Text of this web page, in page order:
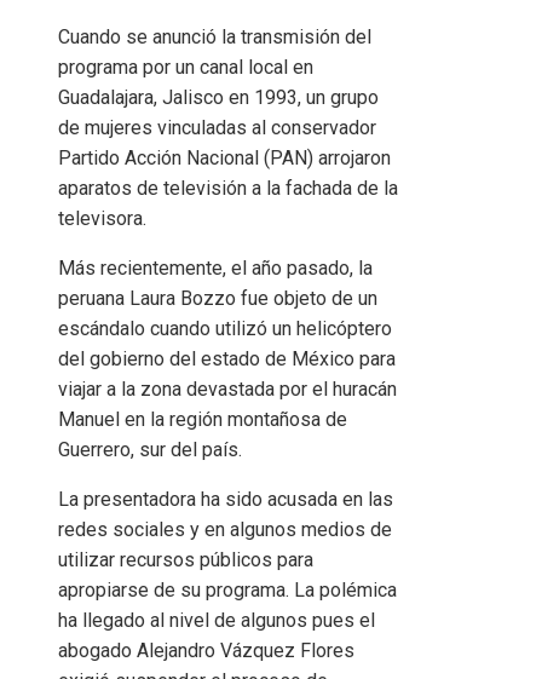
Cuando se anunció la transmisión del
programa por un canal local en
Guadalajara, Jalisco en 1993, un grupo
de mujeres vinculadas al conservador
Partido Acción Nacional (PAN) arrojaron
aparatos de televisión a la fachada de la
televisora.
Más recientemente, el año pasado, la
peruana Laura Bozzo fue objeto de un
escándalo cuando utilizó un helicóptero
del gobierno del estado de México para
viajar a la zona devastada por el huracán
Manuel en la región montañosa de
Guerrero, sur del país.
La presentadora ha sido acusada en las
redes sociales y en algunos medios de
utilizar recursos públicos para
apropiarse de su programa. La polémica
ha llegado al nivel de algunos pues el
abogado Alejandro Vázquez Flores